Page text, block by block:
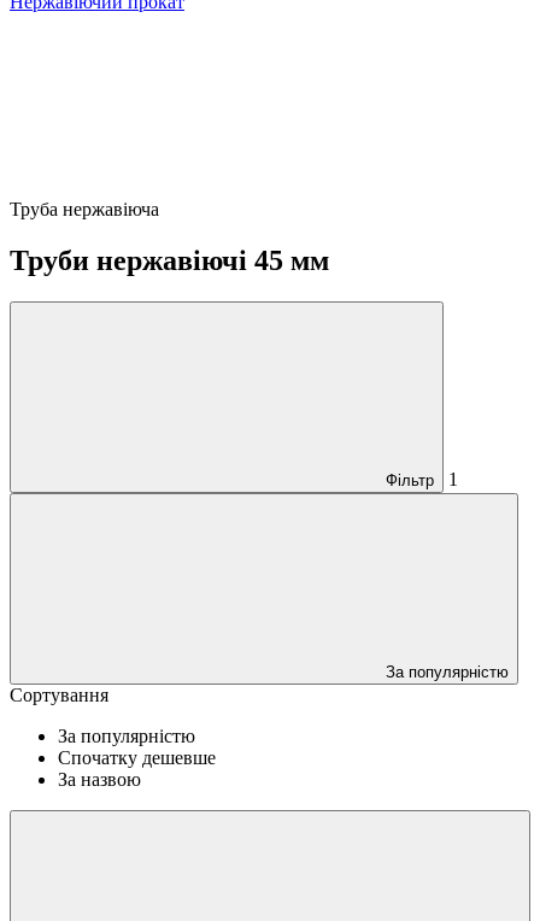
Труба нержавіюча
Труби нержавіючі 45 мм
Фільтр 1
За популярністю
Сортування
За популярністю
Спочатку дешевше
За назвою